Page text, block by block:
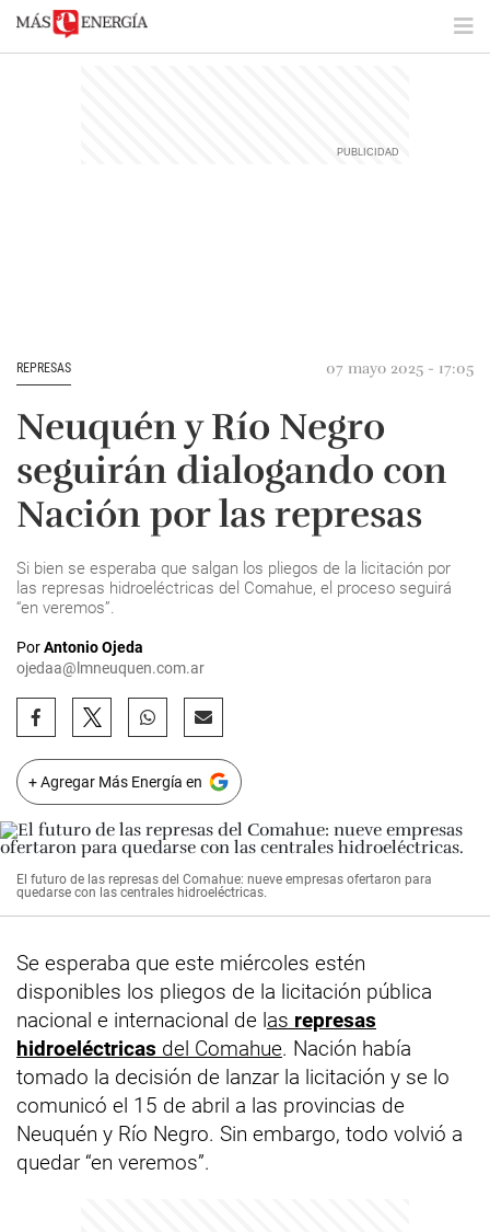
REPRESAS 07 mayo 2025 - 17:05
Neuquén y Río Negro
seguirán dialogando con
Nación por las represas
Si bien se esperaba que salgan los pliegos de la licitación por
las represas hidroeléctricas del Comahue, el proceso seguirá
“en veremos”.
PorAntonio Ojeda
ojedaa@lmneuquen.com.ar
+ Agregar Más Energía en
El futuro de las represas del Comahue: nueve empresas ofertaron para
quedarse con las centrales hidroeléctricas.
Se esperaba que este miércoles estén
disponibles los pliegos de la licitación pública
nacional e internacional de las represas
hidroeléctricas del Comahue. Nación había
tomado la decisión de lanzar la licitación y se lo
comunicó el 15 de abril a las provincias de
Neuquén y Río Negro. Sin embargo, todo volvió a
quedar “en veremos”.